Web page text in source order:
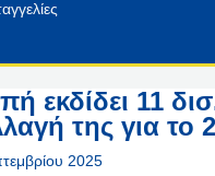
εκδίδει 11
της για το
2025